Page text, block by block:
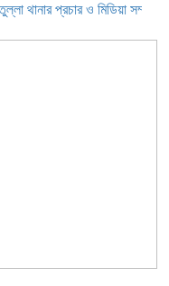
প্রচার ও মিডিয়া সম্পাদক হলেন